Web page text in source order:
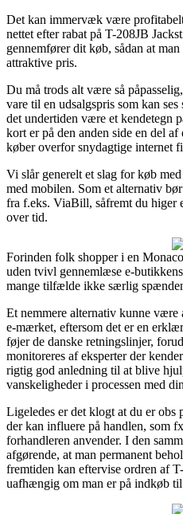
Det kan immervæk være
nettet efter rabat på T-208JB
gennemfører dit køb, sådan at
attraktive pris.
Du må trods alt være så
vare til en udsalgspris som kan
det undertiden være et kendetegn
kort er på den anden side en del
køber overfor snydagtige internet
Vi slår generelt et slag for køb
med mobilen. Som et alternativ
fra f.eks. ViaBill, såfremt du higer
over tid.
Forinden folk shopper i en
uden tvivl gennemlæse e-
mange tilfælde ikke særlig
Et nemmere alternativ kunne være
e-mærket, eftersom det er en
føjer de danske retningslinjer,
monitoreres af eksperter der
rigtig god anledning til at blive
vanskeligheder i processen med
Ligeledes er det klogt at du er obs
der kan influere på handlen, som
forhandleren anvender. I den
afgørende, at man permanent
fremtiden kan eftervise ordren af
uafhængig om man er på indkøb